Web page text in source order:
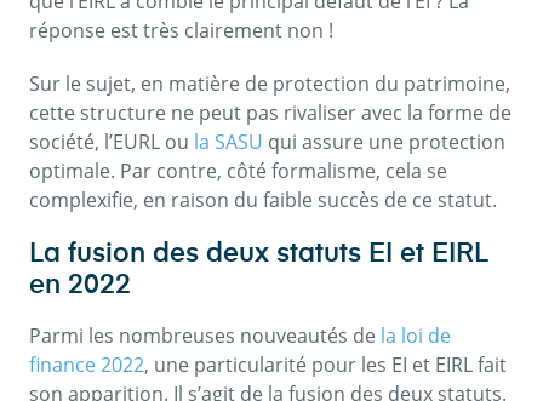
réponse est très clairement non !
Sur le sujet, en matière de protection du patrimoine,
cette structure ne peut pas rivaliser avec la forme de
société, l’EURL ou la SASU qui assure une protection
optimale. Par contre, côté formalisme, cela se
complexifie, en raison du faible succès de ce statut.
La fusion des deux statuts EI et EIRL
en 2022
Parmi les nombreuses nouveautés de la loi de
finance 2022, une particularité pour les EI et EIRL fait
son apparition. Il s’agit de la fusion des deux statuts.